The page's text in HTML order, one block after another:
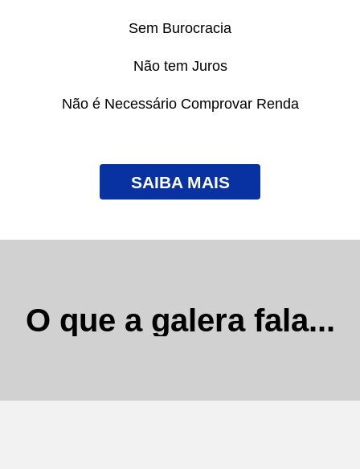
Sem Burocracia
Não tem Juros
Não é Necessário Comprovar Renda
SAIBA MAIS
O que a galera fala...